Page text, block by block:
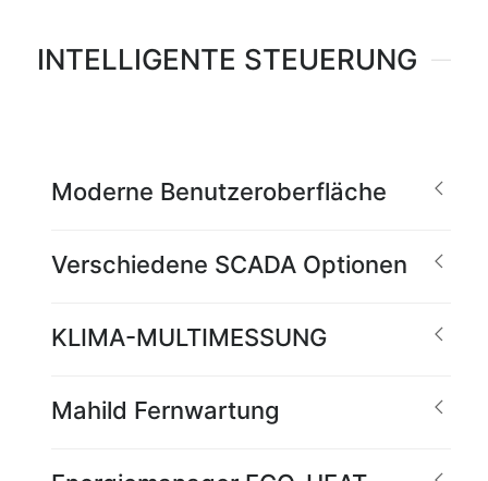
INTELLIGENTE STEUERUNG
Moderne Benutzeroberfläche
Verschiedene SCADA Optionen
KLIMA-MULTIMESSUNG
Mahild Fernwartung